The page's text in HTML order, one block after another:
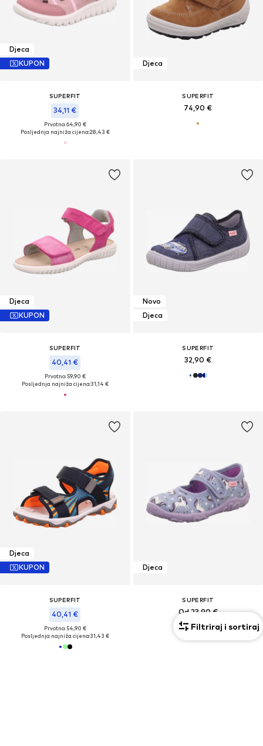
Djeca
KUPON
SUPERFIT
34,11 €
Prvotno: 64,90 €
Posljednja najniža cijena:28,43 €
Djeca
SUPERFIT
74,90 €
Djeca
KUPON
SUPERFIT
40,41 €
Prvotno: 59,90 €
Posljednja najniža cijena:31,14 €
Novo
Djeca
SUPERFIT
32,90 €
Djeca
KUPON
SUPERFIT
40,41 €
Prvotno: 54,90 €
Posljednja najniža cijena:31,43 €
Djeca
SUPERFIT
Od 23,90 €
Filtriraj i sortiraj